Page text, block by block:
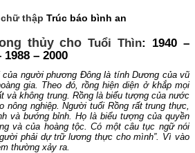
thập Trúc báo bình an
thủy choTuổi Thìn: 1940 –
1988 – 2000
của người phương Đông là tính Dương của vũ
gia. Theo đó, rồng hiện diện ở khắp mọi
và không trung. Rồng là biểu tượng của nước
nông nghiệp. Người tuổi Rồng rất trung thực,
và bướng bỉnh. Họ là biểu tượng của quyền
và của hoàng tộc. Có một câu tục ngữ nói
phải dự trữ lương thực cho mình”. Vì vào
thường xảy ra.